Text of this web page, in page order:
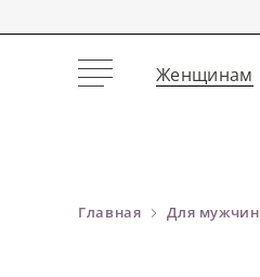
Женщинам
Главная Для мужчин